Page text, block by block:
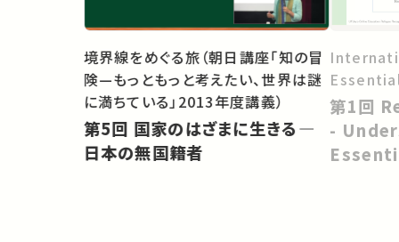
境界線をめぐる旅（朝日講座「知の冒
険—もっともっと考えたい、世界は謎
に満ちている」2013年度講義）
第5回 国家のはざまに生きる―
日本の無国籍者
第1回 Refugee Recognition
-